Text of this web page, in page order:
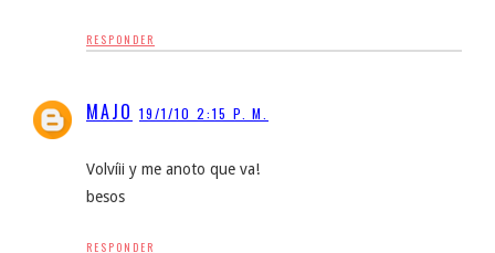
RESPONDER
MAJO 19/1/10 2:15 P. M.
Volvíii y me anoto que va!
besos
RESPONDER